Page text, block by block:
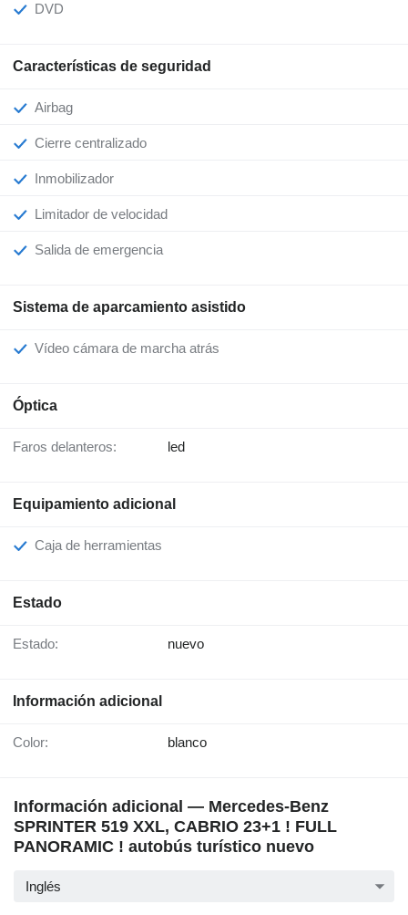
DVD
Características de seguridad
Airbag
Cierre centralizado
Inmobilizador
Limitador de velocidad
Salida de emergencia
Sistema de aparcamiento asistido
Vídeo cámara de marcha atrás
Óptica
Faros delanteros: led
Equipamiento adicional
Caja de herramientas
Estado
Estado: nuevo
Información adicional
Color: blanco
Información adicional — Mercedes-Benz
SPRINTER 519 XXL, CABRIO 23+1 ! FULL
PANORAMIC ! autobús turístico nuevo
Inglés